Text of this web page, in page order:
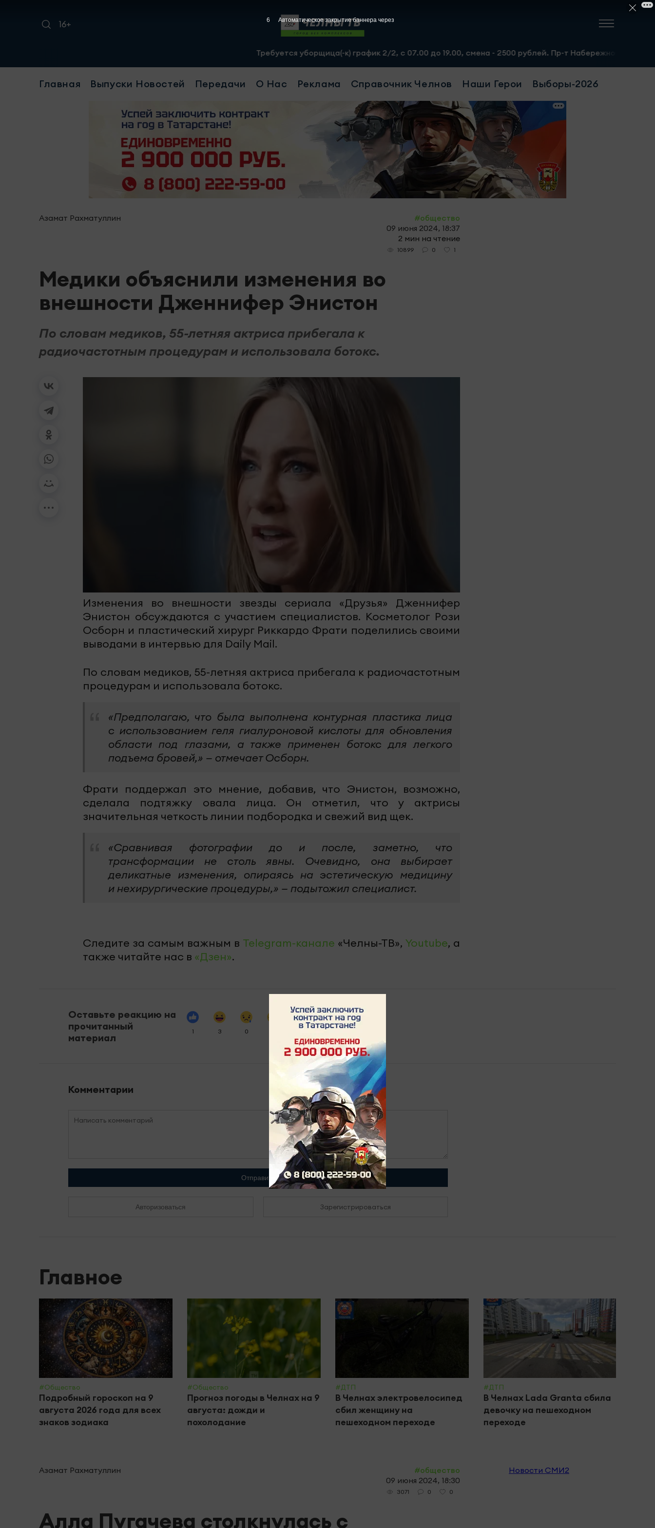
16+
Требуется уборщица(-к) график 2/2, с 07.00 до 19.00, смена - 2500 рублей. Пр-т Набережночелнинский, 13а. Тел.: 8-
Главная Выпуски Новостей Передачи О Нас Реклама Справочник Челнов Наши Герои Выборы-2026
Азамат Рахматуллин
#общество
09 июня 2024, 18:37
2 мин на чтение
10899 0 1
Медики объяснили изменения во
внешности Дженнифер Энистон
По словам медиков, 55-летняя актриса прибегала к
радиочастотным процедурам и использовала ботокс.
Изменения во внешности звезды сериала «Друзья» Дженнифер
Энистон обсуждаются с участием специалистов. Косметолог Рози
Осборн и пластический хирург Риккардо Фрати поделились своими
выводами в интервью для Daily Mail.
По словам медиков, 55-летняя актриса прибегала к радиочастотным
процедурам и использовала ботокс.
«Предполагаю, что была выполнена контурная пластика лица
с использованием геля гиалуроновой кислоты для обновления
области под глазами, а также применен ботокс для легкого
подъема бровей,» — отмечает Осборн.
Фрати поддержал это мнение, добавив, что Энистон, возможно,
сделала подтяжку овала лица. Он отметил, что у актрисы
значительная четкость линии подбородка и свежий вид щек.
«Сравнивая фотографии до и после, заметно, что
трансформации не столь явны. Очевидно, она выбирает
деликатные изменения, опираясь на эстетическую медицину
и нехирургические процедуры,» — подытожил специалист.
Следите за самым важным в Telegram-канале «Челны-ТВ», Youtube, а
также читайте нас в «Дзен».
Оставьте реакцию на
прочитанный
материал
1 3 0
Комментарии
Отправить
Авторизоваться Зарегистрироваться
Главное
#Общество
Подробный гороскоп на 9
августа 2026 года для всех
знаков зодиака
#Общество
Прогноз погоды в Челнах на 9
августа: дожди и
похолодание
#ДТП
В Челнах электровелосипед
сбил женщину на
пешеходном переходе
#ДТП
В Челнах Lada Granta сбила
девочку на пешеходном
переходе
Азамат Рахматуллин
#общество
09 июня 2024, 18:30
3071 0 0
Алла Пугачева столкнулась с
Новости СМИ2
4 Автоматическое закрытие баннера через